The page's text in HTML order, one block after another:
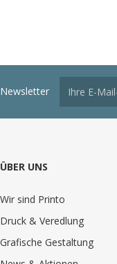
Newsletter
ÜBER UNS
Wir sind Printo
Druck & Veredlung
Grafische Gestaltung